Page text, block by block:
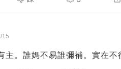
15
主。誰媽不易誰彌補。實在不